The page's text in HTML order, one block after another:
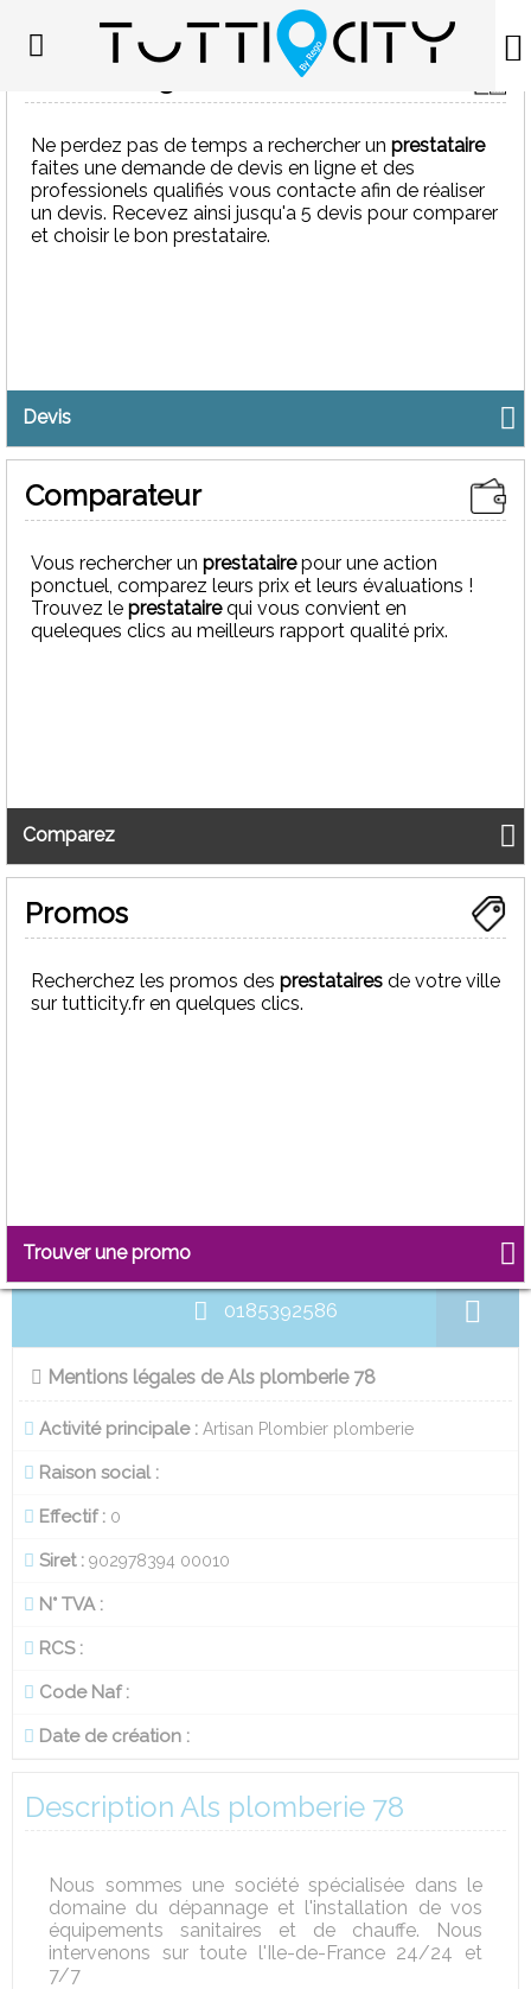
Als plomberie 78
Artisan Plombier plomberie
0185392586
Mentions légales de Als plomberie 78
Activité principale : Artisan Plombier plomberie
Raison social :
Effectif : 0
Siret : 902978394 00010
N° TVA :
RCS :
Code Naf :
Date de création :
Description Als plomberie 78
Nous sommes une société spécialisée dans le
domaine du dépannage et l'installation de vos
équipements sanitaires et de chauffe. Nous
intervenons sur toute l'Ile-de-France 24/24 et
7/7
Ne perdez pas de temps a rechercher un prestataire
faites une demande de devis en ligne et des
professionels qualifiés vous contacte afin de réaliser
un devis. Recevez ainsi jusqu'a 5 devis pour comparer
et choisir le bon prestataire.
Devis
Comparateur
Vous rechercher un prestatairepour une action
ponctuel, comparez leurs prix et leurs évaluations !
Trouvez le prestatairequi vous convient en
queleques clics au meilleurs rapport qualité prix.
Comparez
Promos
Recherchez les promos des prestataires de votre ville
sur tutticity.fr en quelques clics.
Trouver une promo